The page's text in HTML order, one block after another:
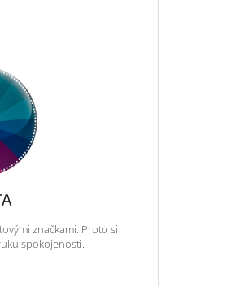
značkami. Proto si
spokojenosti.